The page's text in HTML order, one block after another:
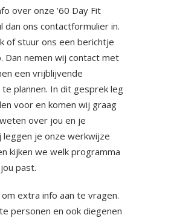
over onze ’60 Day Fit
dan ons contactformulier in.
of stuur ons een berichtje
Dan nemen wij contact met
een vrijblijvende
te plannen. In dit gesprek leg
voor en komen wij graag
over jou en je
leggen je onze werkwijze
kijken we welk programma
past.
extra info aan te vragen.
personen en ook diegenen